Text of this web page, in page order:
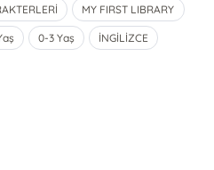
MY FIRST LIBRARY
0-3 Yaş İNGİLİZCE